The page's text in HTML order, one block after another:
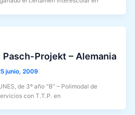
Projekt – Alemania
junio, 2009
de 3º año “B” – Polimodal de
con T.T.P. en